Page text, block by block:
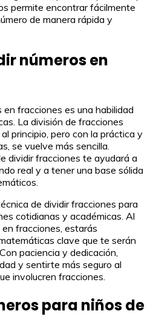
permite encontrar fácilmente
de manera rápida y
números en
fracciones es una habilidad
La división de fracciones
principio, pero con la práctica y
se vuelve más sencilla.
dividir fracciones te ayudará a
real y a tener una base sólida
de dividir fracciones para
cotidianas y académicas. Al
fracciones, estarás
clave que te serán
paciencia y dedicación,
y sentirte más seguro al
involucren fracciones.
para niños de